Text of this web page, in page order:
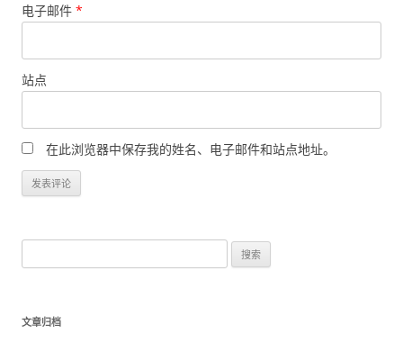
电子邮件 *
站点
在此浏览器中保存我的姓名、电子邮件和站点地址。
索
文章归档